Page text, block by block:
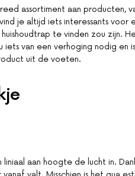
assortiment aan producten,
je altijd iets interessants voor
te vinden zou zijn.
van een verhoging nodig en
uit de voeten.
aan hoogte de lucht in.